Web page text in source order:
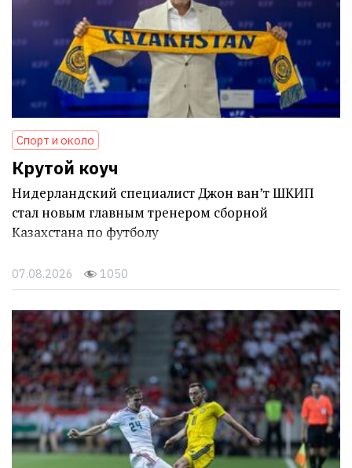
Спорт и около
Крутой коуч
Нидерландский специалист Джон ван’т ШКИП
стал новым главным тренером сборной
Казахстана по футболу
07.08.2026 1050